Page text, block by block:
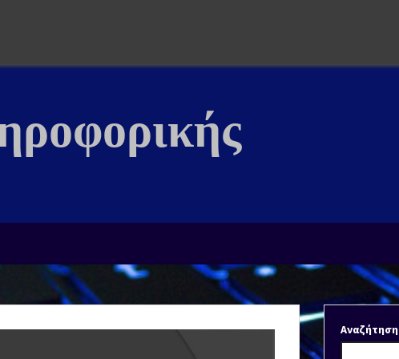
Αναζήτηση